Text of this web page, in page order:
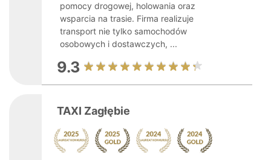
pomocy drogowej, holowania oraz
wsparcia na trasie. Firma realizuje
transport nie tylko samochodów
osobowych i dostawczych, ...
9.3
TAXI Zagłębie